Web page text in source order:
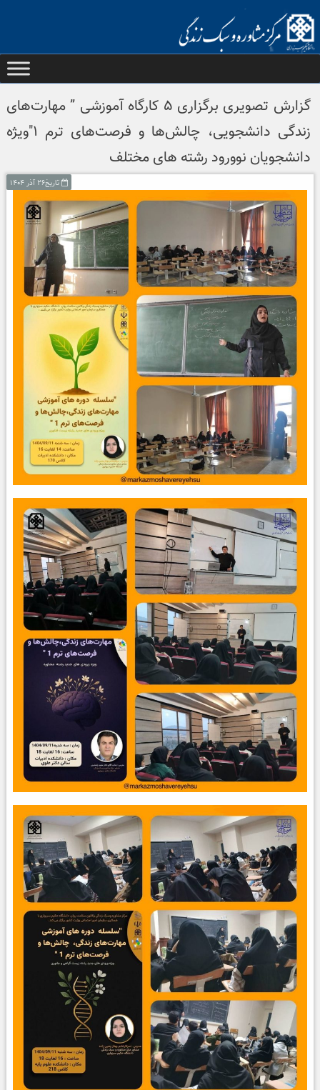
to
content
گزارش تصویری برگزاری ۵ کارگاه آموزشی ” مهارت‌های
زندگی دانشجویی، چالش‌ها و فرصت‌های ترم ۱″ویژه
دانشجویان نوورود رشته های مختلف
تاریخ۲۶ آذر ۱۴۰۴